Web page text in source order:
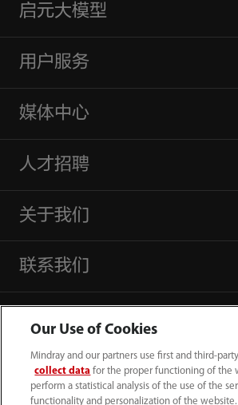
启元大模型
用户服务
媒体中心
人才招聘
关于我们
联系我们
Our Use of Cookies
Mindray and our partners use first and third-
collect data for the proper functioning of the
perform a statistical analysis of the use of the
functionality and personalization of the website.